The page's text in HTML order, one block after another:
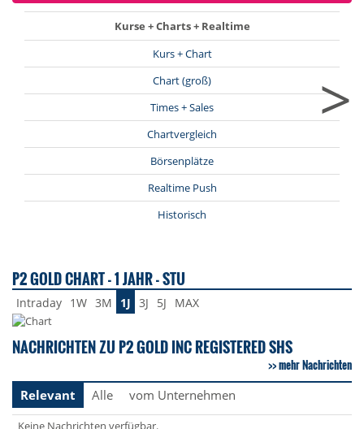
Kurse + Charts + Realtime
Kurs + Chart
Chart (groß)
Times + Sales
Chartvergleich
Börsenplätze
Realtime Push
Historisch
>
P2 GOLD CHART - 1 JAHR - STU
Intraday 1W 3M 1J 3J 5J MAX
NACHRICHTEN ZU P2 GOLD INC REGISTERED SHS
mehr Nachrichten
Relevant
Alle vom Unternehmen
Keine Nachrichten verfügbar.